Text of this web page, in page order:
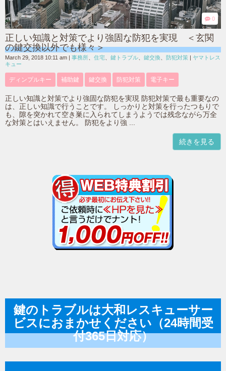
0
正しい知識と対策でより強固な防犯を実現 ＜玄関
の鍵交換以外でも様々＞
March 29, 2018 10:11 am | 事務所 住宅 鍵トラブル 鍵交換 防犯対策 | ヤマトレス
キュー
ディンプルキー 補助鍵 鍵交換 防犯対策 電子キー
正しい知識と対策でより強固な防犯を実現 防犯対策で最も重要なの
は、正しい知識で行うことです。 しっかりと対策を行ったつもりで
も、隙を突かれて空き巣に入られてしまうようでは残念ながら万全
な対策とはいえません。 防犯をより強 ...
続きを見る
鍵のトラブルは大和レスキューサー
ビスにおまかせください（24時間受
付365日対応）